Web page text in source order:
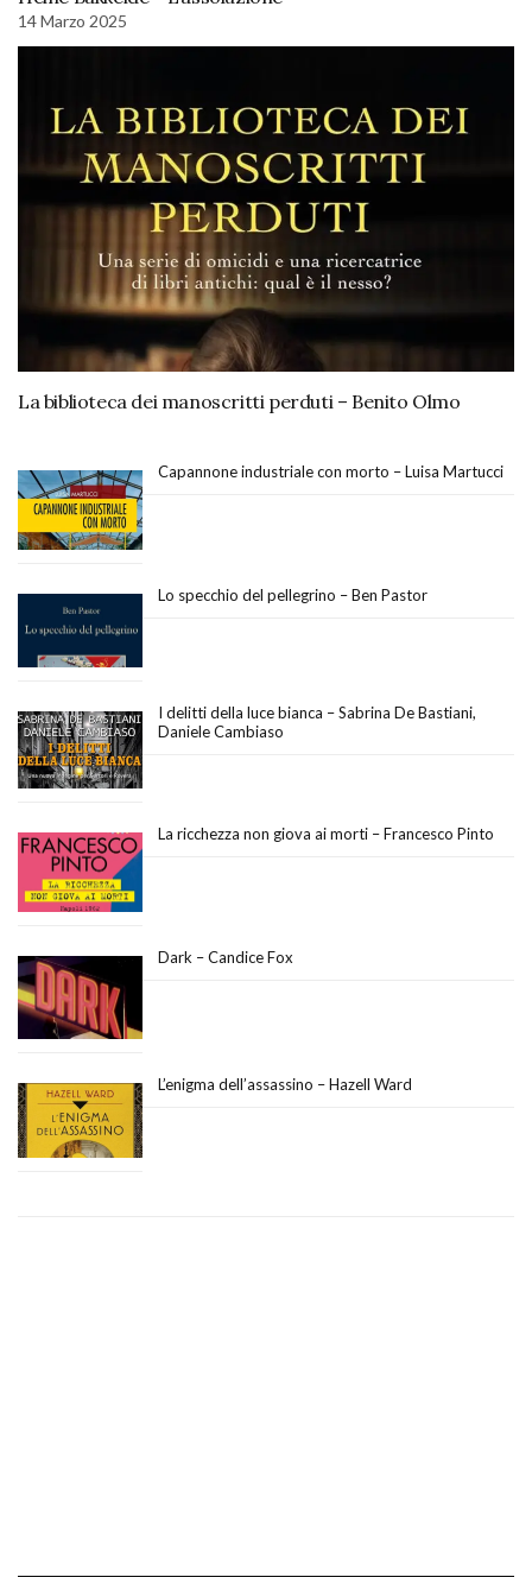
14 Marzo 2025
La biblioteca dei manoscritti perduti – Benito Olmo
Capannone industriale con morto – Luisa Martucci
Lo specchio del pellegrino – Ben Pastor
I delitti della luce bianca – Sabrina De Bastiani,
Daniele Cambiaso
La ricchezza non giova ai morti – Francesco Pinto
Dark – Candice Fox
L’enigma dell’assassino – Hazell Ward